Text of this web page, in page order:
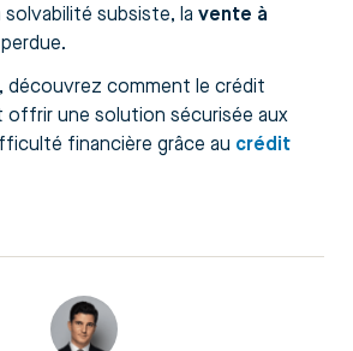
solvabilité subsiste, la vente à
découvrez comment le crédit
offrir une solution sécurisée aux
financière grâce au crédit